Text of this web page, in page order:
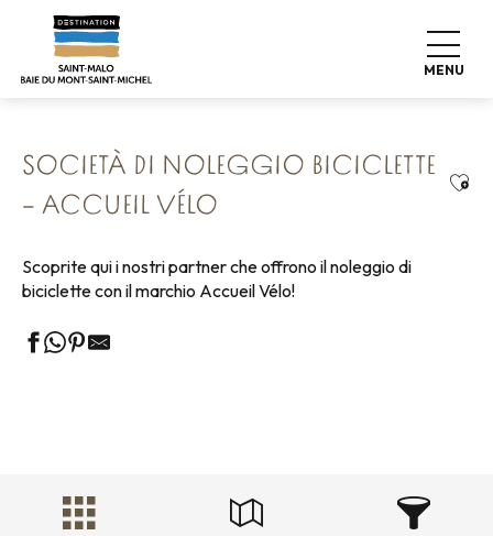
contenu
MENU
Home
Esplora la nostra destinazione
Espedizioni Natura
La rete Accueil Vélo
Società di noleggio biciclette – Accueil Vélo
SOCIETÀ DI NOLEGGIO BICICLETTE
– ACCUEIL VÉLO
Scoprite qui i nostri partner che offrono il noleggio di
biciclette con il marchio Accueil Vélo!